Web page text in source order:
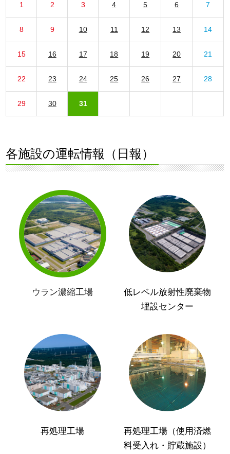
1 2 3 4 5 6 7
8 9 10 11 12 13 14
15 16 17 18 19 20 21
22 23 24 25 26 27 28
29 30 31
各施設の運転情報（日報）
ウラン濃縮工場
低レベル放射性廃棄物
埋設センター
再処理工場
再処理工場（使用済燃
料受入れ・貯蔵施設）